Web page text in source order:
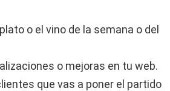
o el vino de la semana o del
o mejoras en tu web.
que vas a poner el partido